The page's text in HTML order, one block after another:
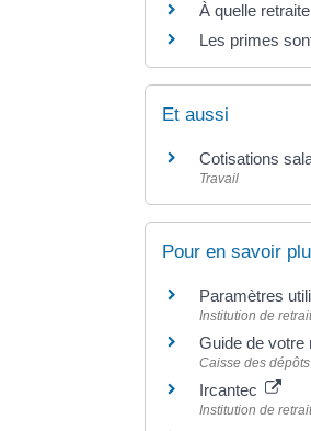
À quelle
Les primes
Et aussi
Cotisations
Travail
Pour en savoir
Paramètres
Institution de
Guide de votre
Caisse des
Ircantec
Institution de